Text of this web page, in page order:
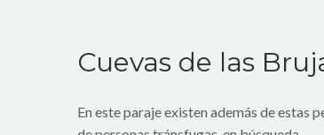
Cuevas de las
En este paraje existen además de estas